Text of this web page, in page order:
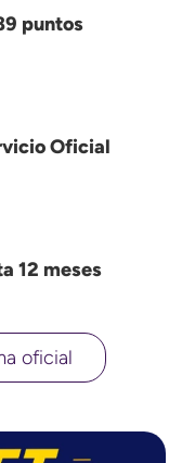
puntos
Oficial
12 meses
oficial